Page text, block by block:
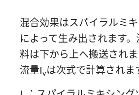
混合効果はスパイラルミ
によって生み出されます
料は下から上へ搬送され
流量Ivは次式で計算されま